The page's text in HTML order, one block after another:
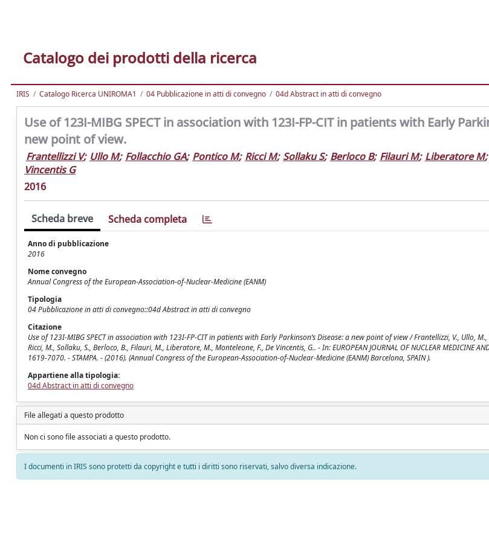
Catalogo dei prodotti della ricerca
IRIS Catalogo Ricerca UNIROMA1 04 Pubblicazione in atti di convegno 04d Abstract in atti di convegno
Use of 123I-MIBG SPECT in association with 123I-FP-CIT in patients with Early
new point of view.
Frantellizzi V; Ullo M; Follacchio GA; Pontico M; Ricci M; Sollaku S; Berloco B; Filauri M; Liberatore M;
Vincentis G
2016
Scheda breve Scheda completa
Anno di pubblicazione
2016
Nome convegno
Annual Congress of the European-Association-of-Nuclear-Medicine (EANM)
Tipologia
04 Pubblicazione in atti di convegno::04d Abstract in atti di convegno
Citazione
Use of 123I-MIBG SPECT in association with 123I-FP-CIT in patients with Early Parkinson’s Disease: a new point of view / Frantellizzi, V., Ullo,
Ricci, M., Sollaku, S., Berloco, B., Filauri, M., Liberatore, M., Monteleone, F., De Vincentis, G.. - In: EUROPEAN JOURNAL OF NUCLEAR MEDICINE
1619-7070. - STAMPA. - (2016). (Annual Congress of the European-Association-of-Nuclear-Medicine (EANM) Barcelona, SPAIN ).
Appartiene alla tipologia:
04d Abstract in atti di convegno
File allegati a questo prodotto
Non ci sono file associati a questo prodotto.
I documenti in IRIS sono protetti da copyright e tutti i diritti sono riservati, salvo diversa indicazione.